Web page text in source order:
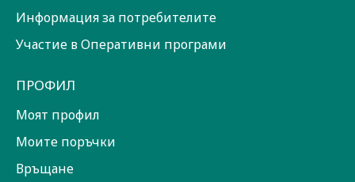
Информация за потребителите
Участие в Оперативни програми
ПРОФИЛ
Моят профил
Моите поръчки
Връщане